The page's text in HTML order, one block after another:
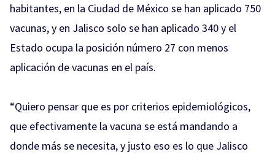
habitantes, en la Ciudad de México se han aplicado 750
vacunas, y en Jalisco solo se han aplicado 340 y el
Estado ocupa la posición número 27 con menos
aplicación de vacunas en el país.
“Quiero pensar que es por criterios epidemiológicos,
que efectivamente la vacuna se está mandando a
donde más se necesita, y justo eso es lo que Jalisco